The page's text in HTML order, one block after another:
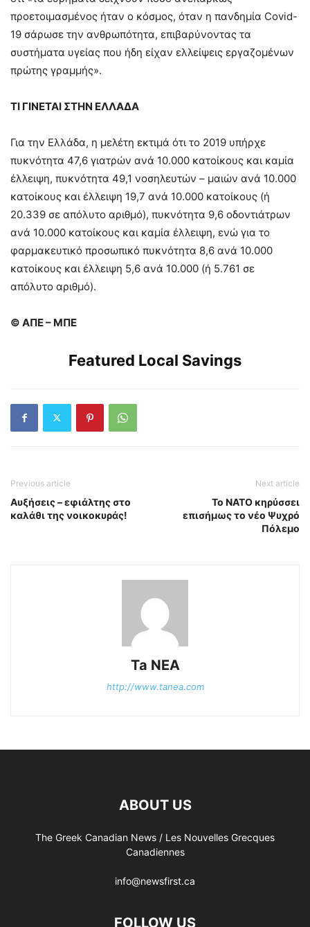
προετοιμασμένος ήταν ο κόσμος, όταν η πανδημία Covid-
19 σάρωσε την ανθρωπότητα, επιβαρύνοντας τα
συστήματα υγείας που ήδη είχαν ελλείψεις εργαζομένων
πρώτης γραμμής».
ΤΙ ΓΙΝΕΤΑΙ ΣΤΗΝ ΕΛΛΑΔΑ
Για την Ελλάδα, η μελέτη εκτιμά ότι το 2019 υπήρχε
πυκνότητα 47,6 γιατρών ανά 10.000 κατοίκους και καμία
έλλειψη, πυκνότητα 49,1 νοσηλευτών – μαιών ανά 10.000
κατοίκους και έλλειψη 19,7 ανά 10.000 κατοίκους (ή
20.339 σε απόλυτο αριθμό), πυκνότητα 9,6 οδοντιάτρων
ανά 10.000 κατοίκους και καμία έλλειψη, ενώ για το
φαρμακευτικό προσωπικό πυκνότητα 8,6 ανά 10.000
κατοίκους και έλλειψη 5,6 ανά 10.000 (ή 5.761 σε
απόλυτο αριθμό).
© ΑΠΕ – ΜΠΕ
Featured Local Savings
Previous article
Αυξήσεις – εφιάλτης στο
καλάθι της νοικοκυράς!
Next article
Το ΝΑΤΟ κηρύσσει
επισήμως το νέο Ψυχρό
Πόλεμο
Ta NEA
http://www.tanea.com
ABOUT US
The Greek Canadian News / Les Nouvelles Grecques
Canadiennes
info@newsfirst.ca
FOLLOW US